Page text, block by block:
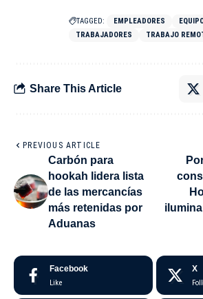
TAGGED: EMPLEADORES
TRABAJADORES
TRABAJO
Share This Article
PREVIOUS ARTICLE
Carbón para
hookah lidera lista
de las mercancías
más retenidas por
Aduanas
Facebook
Like
X